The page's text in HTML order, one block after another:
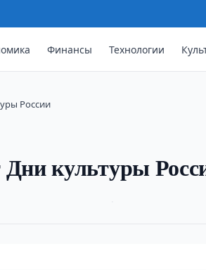
Финансы Технологии
России
Дни культуры